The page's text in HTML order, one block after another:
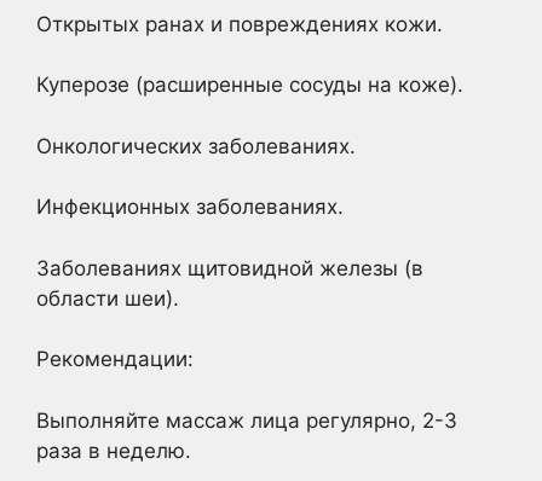
Открытых ранах и повреждениях кожи.
Куперозе (расширенные сосуды на коже).
Онкологических заболеваниях.
Инфекционных заболеваниях.
Заболеваниях щитовидной железы (в
области шеи).
Рекомендации:
Выполняйте массаж лица регулярно, 2-3
раза в неделю.